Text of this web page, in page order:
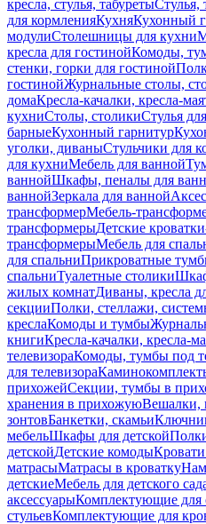
кресла, стулья, табуретыСтулья,
для кормленияКухняКухонный
модулиСтолешницы для кухни
кресла для гостинойКомоды,
стенки, горки для гостиной
гостинойЖурнальные столы,
домаКресла-качалки, кресла-
кухниСтолы, столикиСтулья
барныеКухонный гарнитур
уголки, диваныСтульчики для
для кухниМебель для ванной
ваннойШкафы, пеналы для
ваннойЗеркала для ванной
трансформерМебель-
трансформерыДетские
трансформерыМебель для
для спальниПрикроватные
спальниТуалетные столики
жилых комнатДиваны, кресла
секцииПолки, стеллажи,
креслаКомоды и тумбы
книгиКресла-качалки, кресла-
телевизораКомоды, тумбы под
для телевизора
прихожейСекции, тумбы в
хранения в прихожуюВешалки,
зонтовБанкетки, скамьи
мебельШкафы для детской
детскойДетские комоды
матрасыМатрасы в кроватку
детскиеМебель для детского
аксессуарыКомплектующие для
стульевКомплектующие для